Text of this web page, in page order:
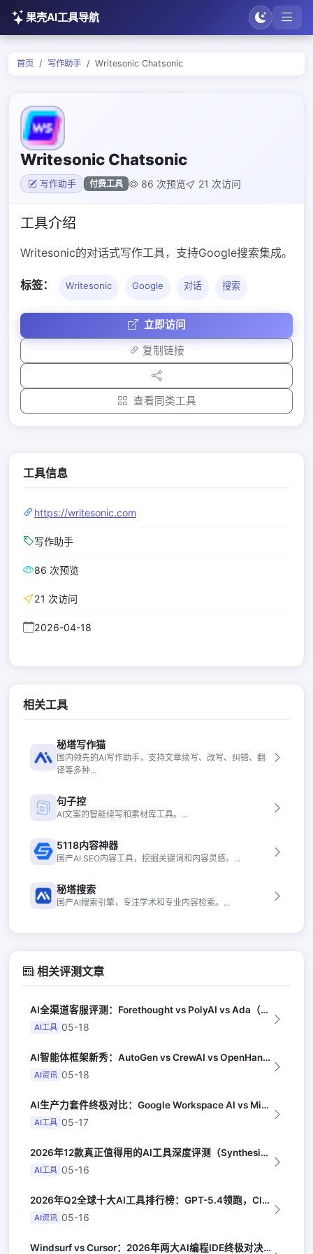
果壳AI工具导航
首页 写作助手 Writesonic Chatsonic
Writesonic Chatsonic
写作助手 付费工具 86 次预览 21 次访问
工具介绍
Writesonic的对话式写作工具，支持Google搜索集成。
标签： Writesonic Google 对话 搜索
立即访问
复制链接
查看同类工具
工具信息
https://writesonic.com
写作助手
86 次预览
21 次访问
2026-04-18
相关工具
秘塔写作猫
国内领先的AI写作助手，支持文章续写、改写、纠错、翻
译等多种...
句子控
AI文案的智能续写和素材库工具。...
5118内容神器
国产AI SEO内容工具，挖掘关键词和内容灵感。...
秘塔搜索
国产AI搜索引擎，专注学术和专业内容检索。...
相关评测文章
AI全渠道客服评测：Forethought vs PolyAI vs Ada（G...
AI工具 05-18
AI智能体框架新秀：AutoGen vs CrewAI vs OpenHands...
AI资讯 05-18
AI生产力套件终极对比：Google Workspace AI vs Micro...
AI工具 05-17
2026年12款真正值得用的AI工具深度评测（Synthesia评选）
AI工具 05-16
2026年Q2全球十大AI工具排行榜：GPT-5.4领跑，Claude Opus...
AI资讯 05-16
Windsurf vs Cursor：2026年两大AI编程IDE终极对决实测（...